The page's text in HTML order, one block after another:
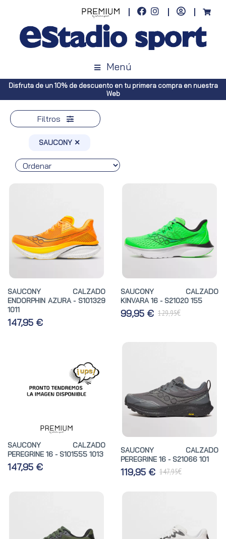
Menú
en tu primera compra en nuestra
Envíos gratuitos a toda
Filtros
SAUCONY ✕
SAUCONY CALZADO
ENDORPHIN AZURA - S101329
1011
147,95 €
SAUCONY CALZADO
KINVARA 16 - S21020 155
99,95 € 129,95€
SAUCONY CALZADO
PEREGRINE 16 - S101555 1013
147,95 €
SAUCONY CALZADO
PEREGRINE 16 - S21066 101
119,95 € 147,95€